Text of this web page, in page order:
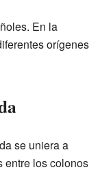
En la
orígenes
se uniera a
entre los colonos